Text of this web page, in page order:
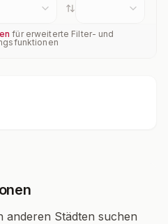
für erweiterte Filter- und
anderen Städten suchen